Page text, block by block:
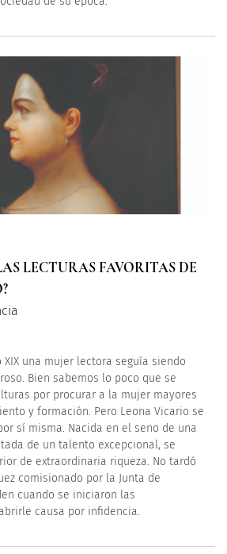
LECTURAS FAVORITAS DE
una mujer lectora seguía siendo
Bien sabemos lo poco que se
por procurar a la mujer mayores
y formación. Pero Leona Vicario se
sí misma. Nacida en el seno de una
de un talento excepcional, se
de extraordinaria riqueza. No tardó
comisionado por la Junta de
cuando se iniciaron las
causa por infidencia.